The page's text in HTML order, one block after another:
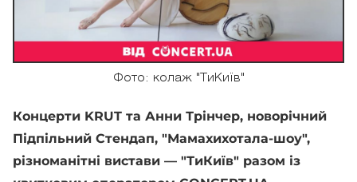
Фото: колаж "ТиКиїв"
Концерти KRUT та Анни Трінчер, новорічний
Підпільний Стендап, "Мамахихотала-шоу",
різноманітні вистави — "ТиКиїв" разом із